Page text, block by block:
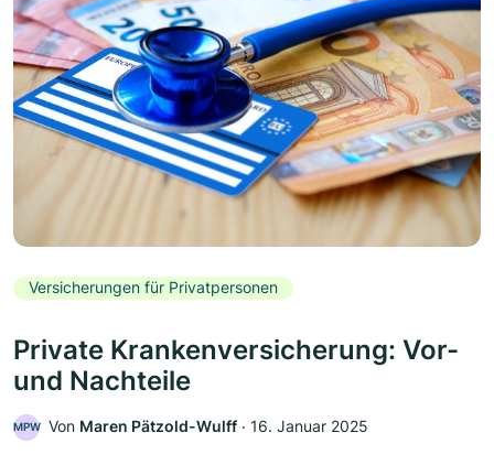
Versicherungen für Privatpersonen
Private Krankenversicherung: Vor-
und Nachteile
MPW Von Maren Pätzold-Wulff ‧ 16. Januar 2025